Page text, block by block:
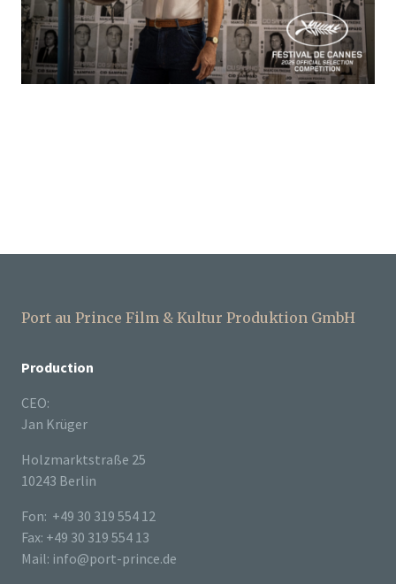
Port au Prince Film & Kultur Produktion GmbH
Production
CEO:
Jan Krüger
Holzmarktstraße 25
10243 Berlin
Fon: +49 30 319 554 12
Fax: +49 30 319 554 13
Mail: info@port-prince.de